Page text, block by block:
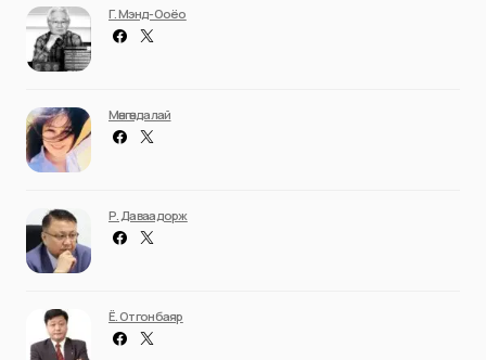
Г. Мэнд-Ооёо
Мөнгөндалай
Р. Даваадорж
Ё. Отгонбаяр